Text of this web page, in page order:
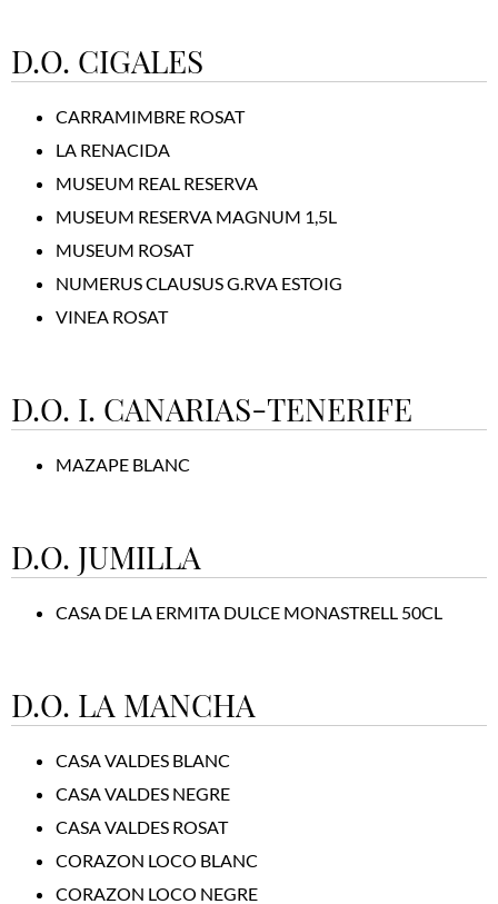
D.O. CIGALES
CARRAMIMBRE ROSAT
LA RENACIDA
MUSEUM REAL RESERVA
MUSEUM RESERVA MAGNUM 1,5L
MUSEUM ROSAT
NUMERUS CLAUSUS G.RVA ESTOIG
VINEA ROSAT
D.O. I. CANARIAS-TENERIFE
MAZAPE BLANC
D.O. JUMILLA
CASA DE LA ERMITA DULCE MONASTRELL 50CL
D.O. LA MANCHA
CASA VALDES BLANC
CASA VALDES NEGRE
CASA VALDES ROSAT
CORAZON LOCO BLANC
CORAZON LOCO NEGRE